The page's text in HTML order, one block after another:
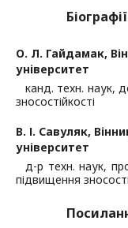
О. Л. Гайдамак,
університет
канд. техн. наук,
зносостійкості
В. І. Савуляк,
університет
д-р техн. наук,
підвищення